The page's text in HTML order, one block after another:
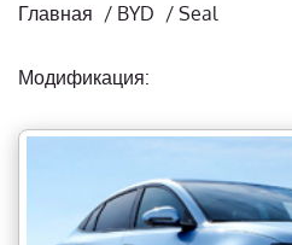
Главная / BYD / Seal
Модификация: